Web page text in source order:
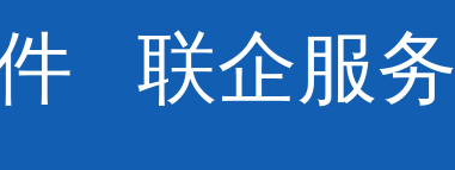
联企服务